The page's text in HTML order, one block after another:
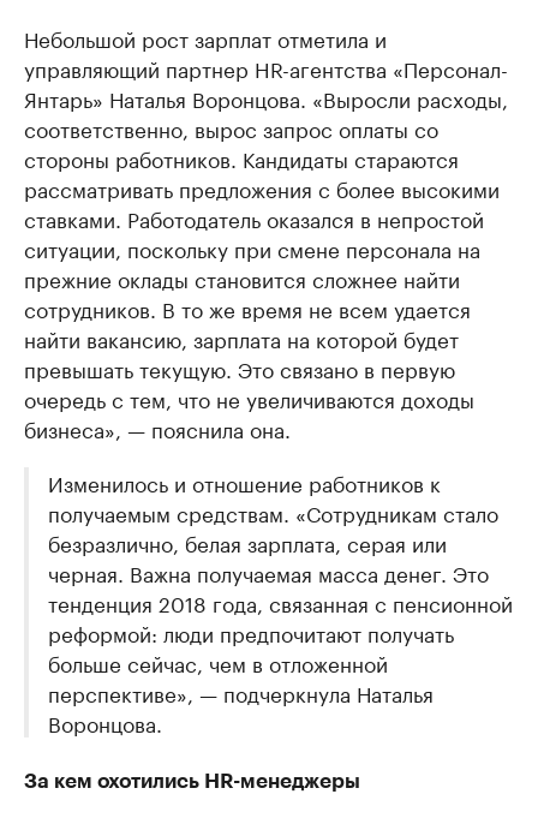
Небольшой рост зарплат отметила и
управляющий партнер HR-агентства «Персонал-
Янтарь» Наталья Воронцова. «Выросли расходы,
соответственно, вырос запрос оплаты со
стороны работников. Кандидаты стараются
рассматривать предложения с более высокими
ставками. Работодатель оказался в непростой
ситуации, поскольку при смене персонала на
прежние оклады становится сложнее найти
сотрудников. В то же время не всем удается
найти вакансию, зарплата на которой будет
превышать текущую. Это связано в первую
очередь с тем, что не увеличиваются доходы
бизнеса», — пояснила она.
Изменилось и отношение работников к
получаемым средствам. «Сотрудникам стало
безразлично, белая зарплата, серая или
черная. Важна получаемая масса денег. Это
тенденция 2018 года, связанная с пенсионной
реформой: люди предпочитают получать
больше сейчас, чем в отложенной
перспективе», — подчеркнула Наталья
Воронцова.
За кем охотились HR-менеджеры